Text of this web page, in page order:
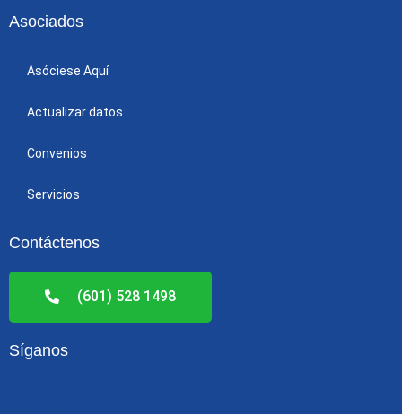
Asociados
Asóciese Aquí
Actualizar datos
Convenios
Servicios
Contáctenos
(601) 528 1498
Síganos